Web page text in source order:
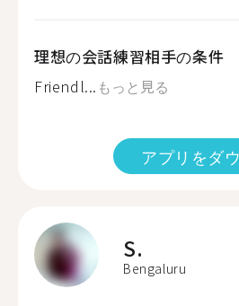
理想の会話練習相手の条件
Friendl... もっと見る
アプリをダ
S.
Bengaluru